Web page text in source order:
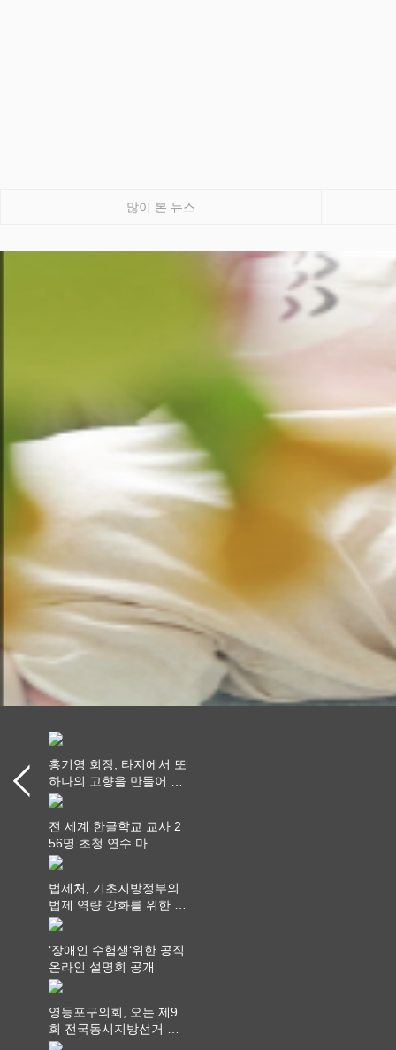
많이 본 뉴스
홍기영 회장, 타지에서 또
하나의 고향을 만들어 가
다
전 세계 한글학교 교사 2
56명 초청 연수 마
쳐...“수업은 더 깊게, 교
법제처, 기초지방정부의
법제 역량 강화를 위한 전
라권 현장설명회 개최
‘장애인 수험생‘위한 공직
온라인 설명회 공개
영등포구의회, 오는 제9
회 전국동시지방선거 ‧
"공직사회는 어느 때보다